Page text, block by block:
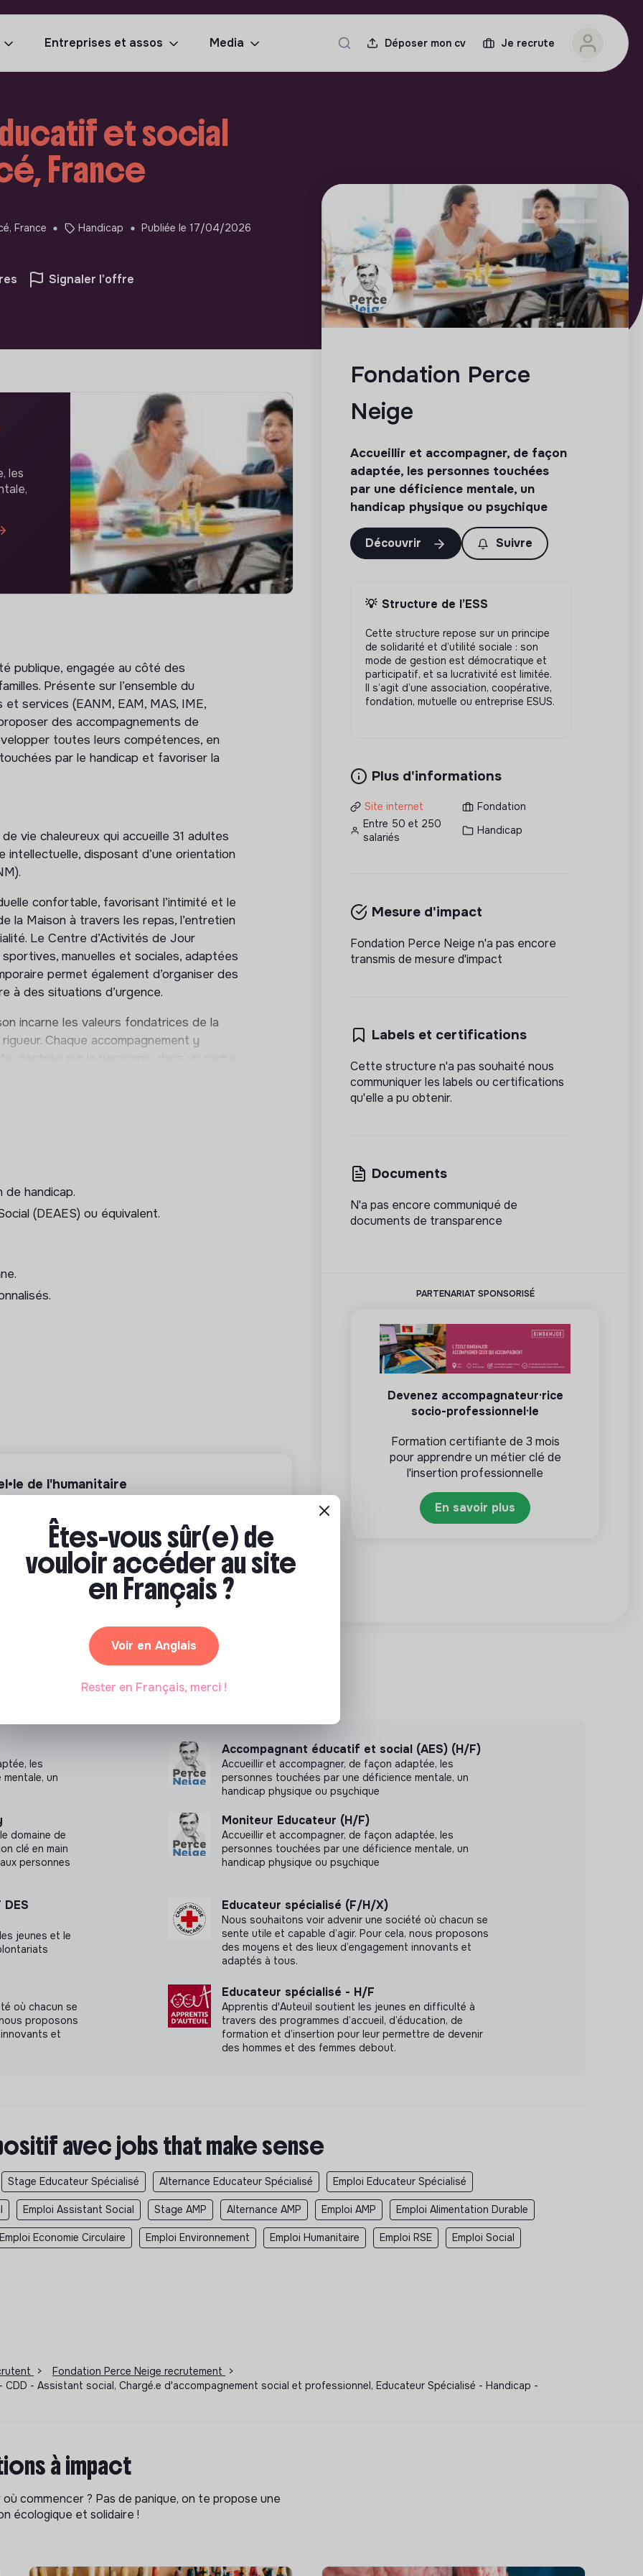
Entreprises et assos Media Déposer mon cv Je recrute
et social
France
France Handicap Publiée le 17/04/2026
Signaler l'offre
les
publique, engagée au côté des
Présente sur l’ensemble du
services (EANM, EAM, MAS, IME,
des accompagnements de
toutes leurs compétences, en
par le handicap et favoriser la
vie chaleureux qui accueille 31 adultes
disposant d’une orientation
confortable, favorisant l’intimité et le
la Maison à travers les repas, l’entretien
Le Centre d’Activités de Jour
manuelles et sociales, adaptées
permet également d’organiser des
à des situations d’urgence.
incarne les valeurs fondatrices de la
Chaque accompagnement y
centrée sur la personne, dans un cadre
de vie des personnes en situation de
d’ancienneté et prime SEGUR.
le profil et l’expérience.
H/F
, vous aidez les personnes qui
de la vie quotidienne et en les
leur bien-être et à leur inclusion sociale.
repas…) suivant les degrés de
répondant aux désirs et aux besoins
des projets personnalisés.
d'Accompagnant Éducatif et Social,
handicap.
(DEAES) ou équivalent.
de l'humanitaire
métier ou approfondir ses
humanitaire professionnelle
ou en ligne • CPF, OPCO, France Travail
Fondation Perce
Neige
Accueillir et accompagner, de façon
adaptée, les personnes touchées
par une déficience mentale, un
handicap physique ou psychique
Découvrir Suivre
💡 Structure de l’ESS
Cette structure repose sur un principe
de solidarité et d’utilité sociale : son
mode de gestion est démocratique et
participatif, et sa lucrativité est limitée.
Il s’agit d’une association, coopérative,
fondation, mutuelle ou entreprise ESUS.
Plus d'informations
Site internet
Fondation
Entre 50 et 250
salariés
Handicap
Mesure d'impact
Fondation Perce Neige n'a pas encore
transmis de mesure d'impact
Labels et certifications
Cette structure n'a pas souhaité nous
communiquer les labels ou certifications
qu'elle a pu obtenir.
Documents
N'a pas encore communiqué de
documents de transparence
PARTENARIAT SPONSORISÉ
Devenez accompagnateur·rice
socio-professionnel·le
Formation certifiante de 3 mois
pour apprendre un métier clé de
l'insertion professionnelle
En savoir plus
les
un
Accompagnant éducatif et social (AES) (H/F)
Accueillir et accompagner, de façon adaptée, les
personnes touchées par une déficience mentale, un
handicap physique ou psychique
domaine de
clé en main
personnes
Moniteur Educateur (H/F)
Accueillir et accompagner, de façon adaptée, les
personnes touchées par une déficience mentale, un
handicap physique ou psychique
DES
jeunes et le
Educateur spécialisé (F/H/X)
Nous souhaitons voir advenir une société où chacun se
sente utile et capable d’agir. Pour cela, nous proposons
des moyens et des lieux d’engagement innovants et
adaptés à tous.
où chacun se
proposons
et
Educateur spécialisé - H/F
Apprentis d'Auteuil soutient les jeunes en difficulté à
travers des programmes d’accueil, d’éducation, de
formation et d’insertion pour leur permettre de devenir
des hommes et des femmes debout.
avec jobs that make sense
Stage Educateur Spécialisé Alternance Educateur Spécialisé Emploi Educateur Spécialisé
Emploi Assistant Social Stage AMP Alternance AMP Emploi AMP Emploi Alimentation Durable
Emploi Economie Circulaire Emploi Environnement Emploi Humanitaire Emploi RSE Emploi Social
> Fondation Perce Neige recrutement
>
- Assistant social, Chargé.e d'accompagnement social et professionnel, Educateur Spécialisé - Handicap -
à impact
commencer ? Pas de panique, on te propose une
écologique et solidaire !
Êtes-vous sûr(e) de
vouloir accéder au site
en Français ?
Voir en Anglais
Rester en Français, merci !